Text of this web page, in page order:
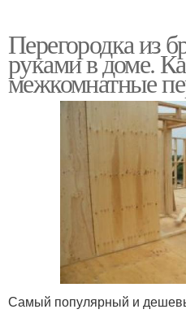
Перегородка из
руками в доме.
межкомнатные
Самый популярный и